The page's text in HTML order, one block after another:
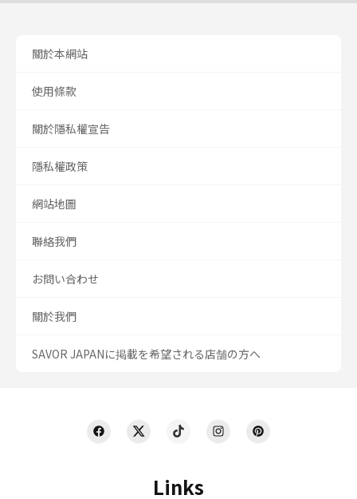
Links
關於本網站
使用條款
關於隱私權宣告
隱私權政策
網站地圖
聯絡我們
お問い合わせ
關於我們
SAVOR JAPANに掲載を希望される店舗の方へ